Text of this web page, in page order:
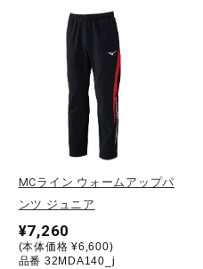
MCライン ウォームアップパ
ンツ ジュニア
¥7,260
(本体価格 ¥6,600)
品番 32MDA140_j